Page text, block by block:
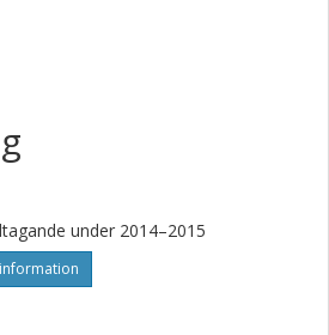
under 2014–2015